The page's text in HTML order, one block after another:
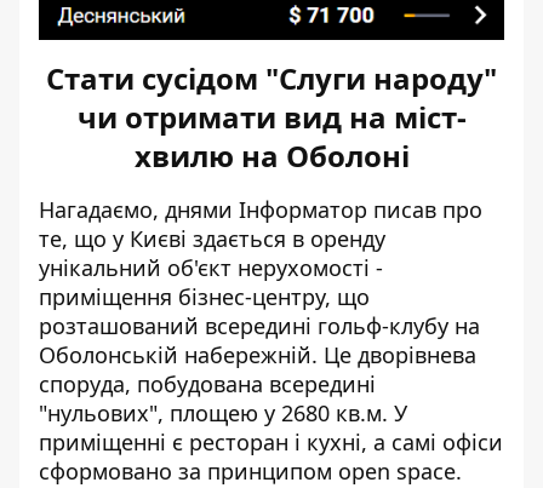
Стати сусідом "Слуги народу"
чи отримати вид на міст-
хвилю на Оболоні
Нагадаємо, днями Інформатор писав про
те, що у Києві здається в оренду
унікальний об'єкт нерухомості -
приміщення бізнес-центру, що
розташований всередині гольф-клубу на
Оболонській набережній. Це дворівнева
споруда, побудована всередині
"нульових", площею у 2680 кв.м. У
приміщенні є ресторан і кухні, а самі офіси
сформовано за принципом open space.